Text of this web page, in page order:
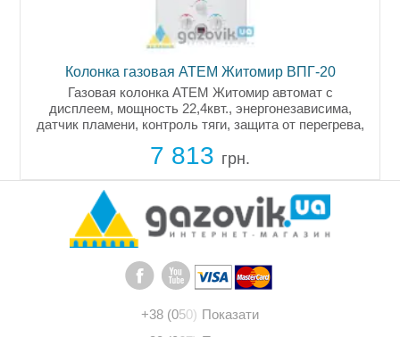
Колонка газовая АТЕМ Житомир ВПГ-20
Газовая колонка АТЕМ Житомир автомат с
дисплеем, мощность 22,4квт., энергонезависима,
датчик пламени, контроль тяги, защита от перегрева,
низком давлении воды. Купить...
7 813 грн.
+38 (050) Показати